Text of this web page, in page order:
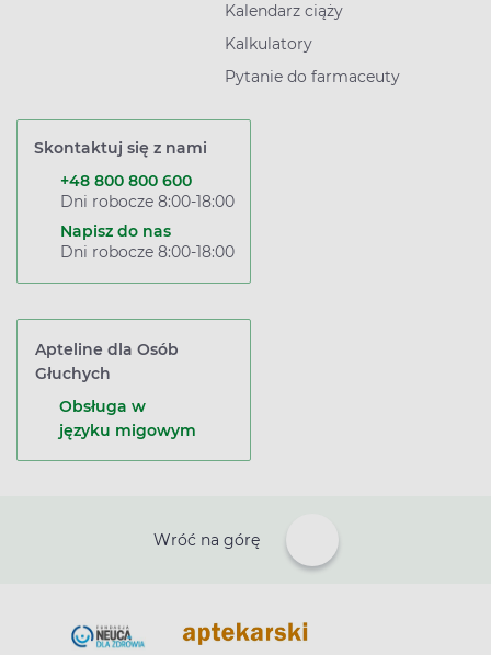
Kalendarz ciąży
Kalkulatory
Pytanie do farmaceuty
Skontaktuj się z nami
+48 800 800 600
Dni robocze 8:00-18:00
Napisz do nas
Dni robocze 8:00-18:00
Apteline dla Osób
Głuchych
Obsługa w
języku migowym
Wróć na górę